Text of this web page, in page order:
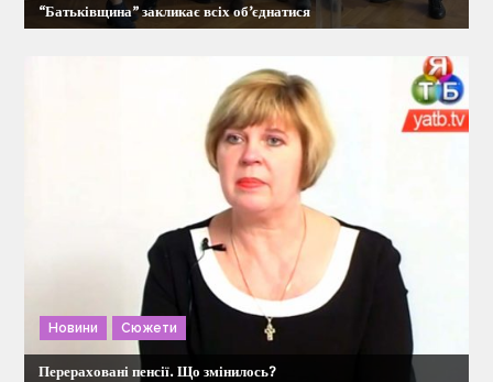
“Батьківщина” закликає всіх об’єднатися
Новини Сюжети
Перераховані пенсії. Що змінилось?